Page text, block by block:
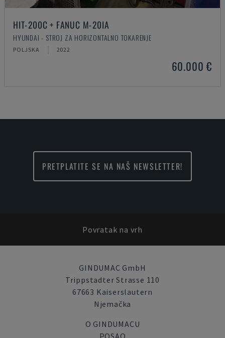
HIT-200C + FANUC M-20IA
HYUNDAI - STROJ ZA HORIZONTALNO TOKARENJE
POLJSKA 2022
60.000 €
PRETPLATITE SE NA NAŠ NEWSLETTER!
Povratak na vrh
GINDUMAC GmbH
Trippstadter Strasse 110
67663 Kaiserslautern
Njemačka
O GINDUMACU
POSAO